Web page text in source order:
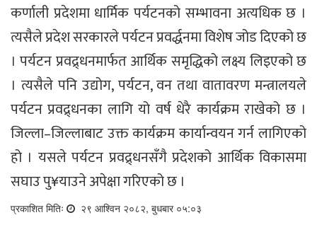
कर्णाली प्रदेशमा धार्मिक पर्यटनको सम्भावना अत्यधिक छ ।
त्यसैले प्रदेश सरकारले पर्यटन प्रवर्द्धनमा विशेष जोड दिएको छ
। पर्यटन प्रवद्र्धनमार्फत आर्थिक समृद्धिको लक्ष्य लिइएको छ
। त्यसैले पनि उद्योग, पर्यटन, वन तथा वातावरण मन्त्रालयले
पर्यटन प्रवद्र्धनका लागि यो वर्ष धेरै कार्यक्रम राखेको छ ।
जिल्ला–जिल्लाबाट उक्त कार्यक्रम कार्यान्वयन गर्न लागिएको
हो । यसले पर्यटन प्रवद्र्धनसँगै प्रदेशको आर्थिक विकासमा
सघाउ पु¥याउने अपेक्षा गरिएको छ ।
प्रकाशित मितिः २९ आश्विन २०८२, बुधबार ०५:०३